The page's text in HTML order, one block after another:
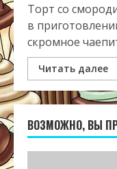
Торт со
в
скромное
Читать далее
ВОЗМОЖНО, ВЫ